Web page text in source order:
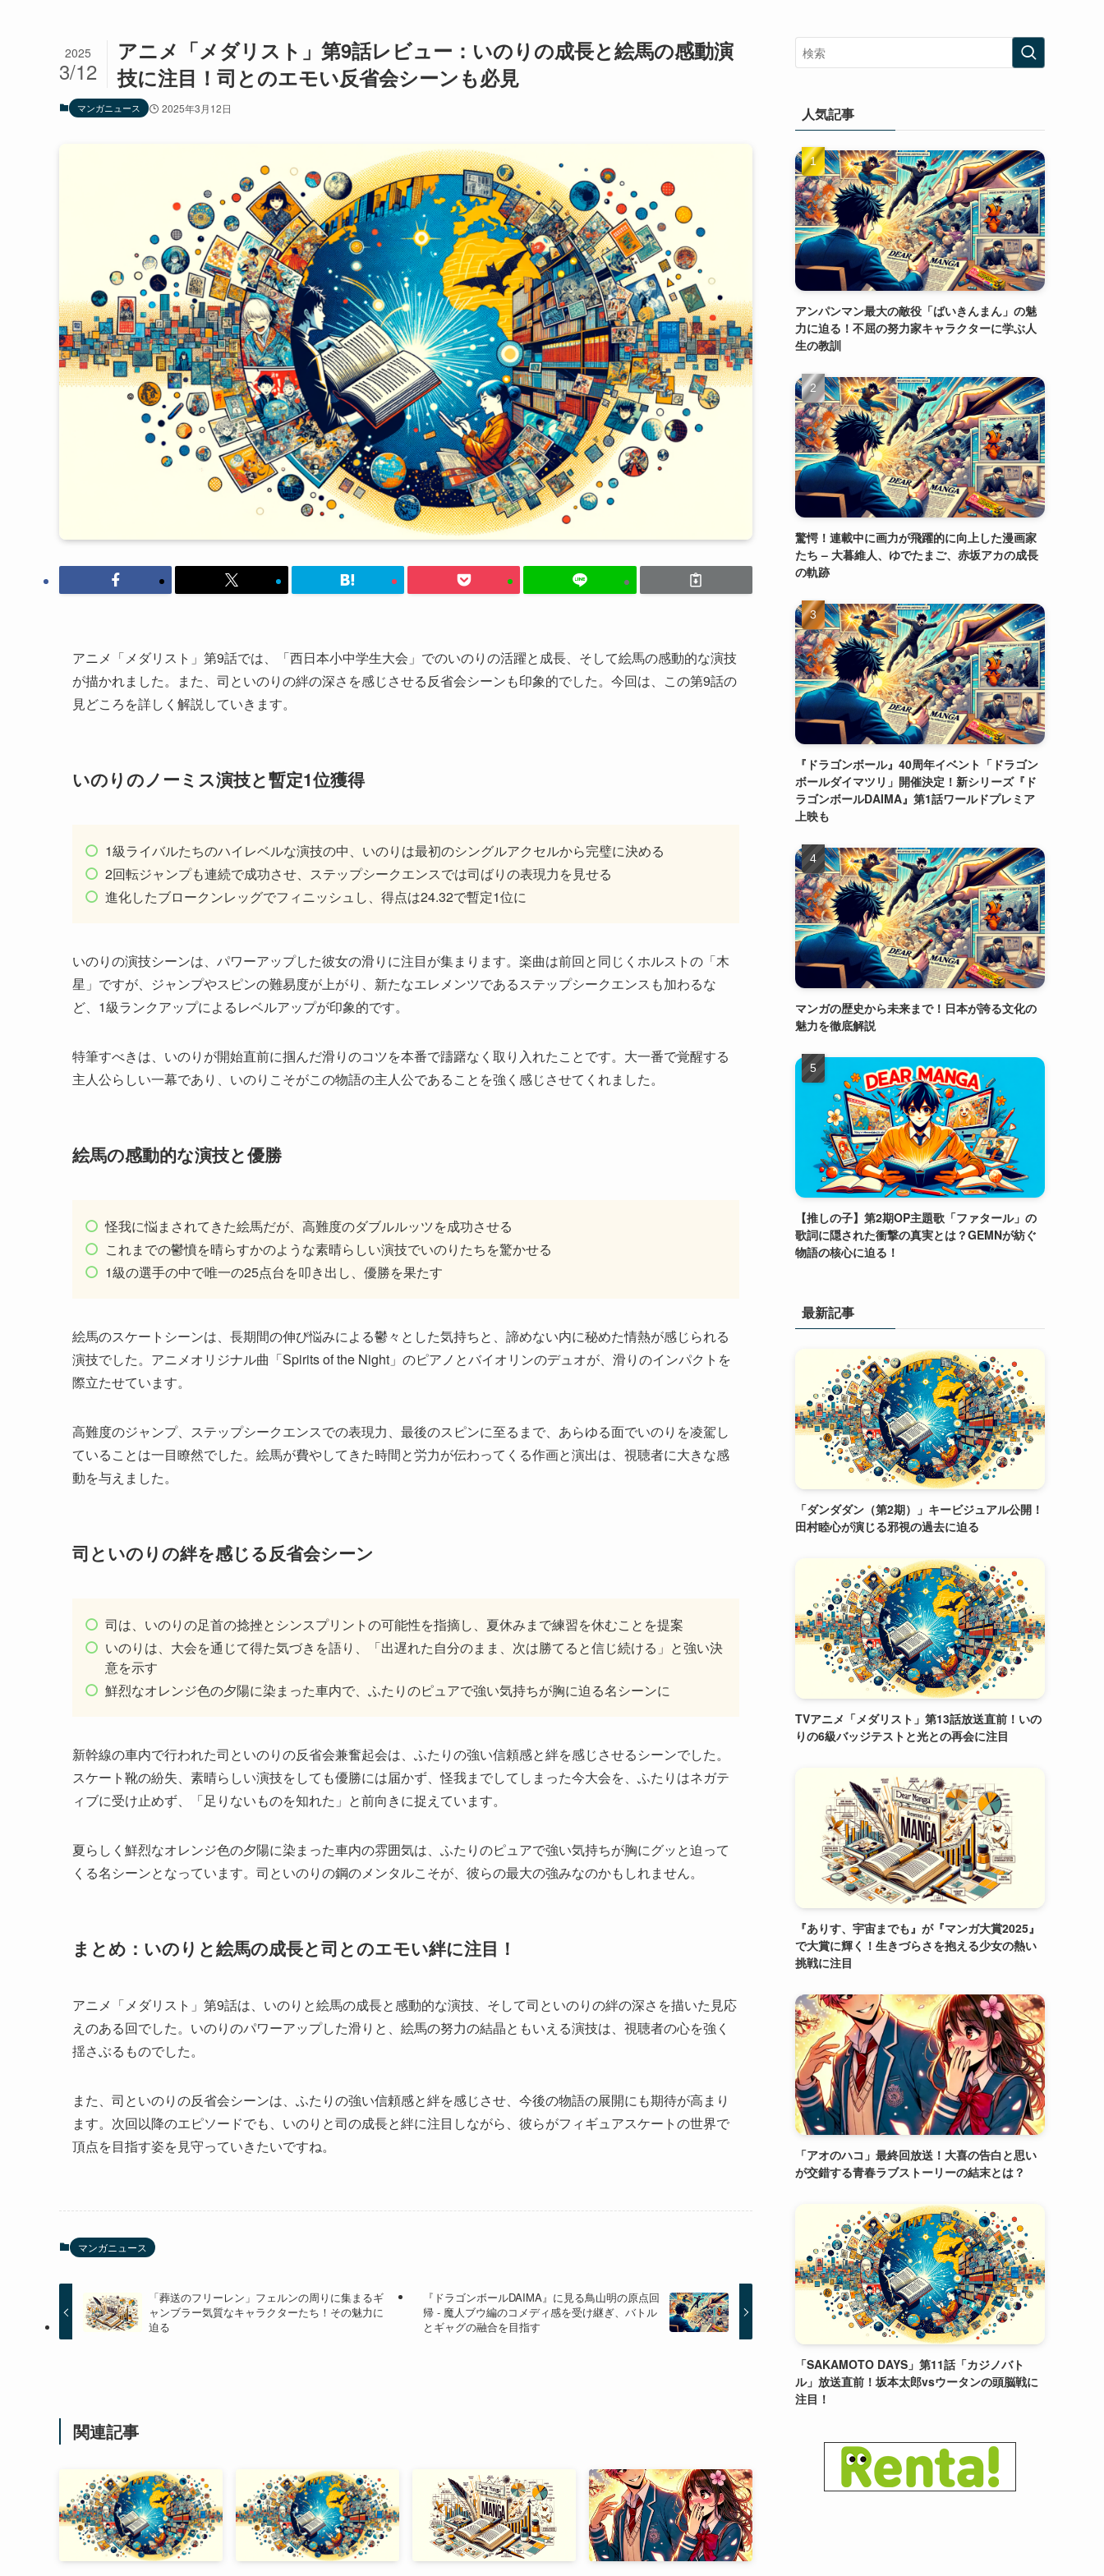
アニメ「メダリスト」第9話レビュー：いのりの成長と絵馬の感動演
技に注目！司とのエモい反省会シーンも必見
2025
3/12
マンガニュース 2025年3月12日
アニメ「メダリスト」第9話では、「西日本小中学生大会」でのいのりの活躍と成長、そして絵馬の感動的な演技
が描かれました。また、司といのりの絆の深さを感じさせる反省会シーンも印象的でした。今回は、この第9話の
見どころを詳しく解説していきます。
いのりのノーミス演技と暫定1位獲得
1級ライバルたちのハイレベルな演技の中、いのりは最初のシングルアクセルから完璧に決める
2回転ジャンプも連続で成功させ、ステップシークエンスでは司ばりの表現力を見せる
進化したブロークンレッグでフィニッシュし、得点は24.32で暫定1位に
いのりの演技シーンは、パワーアップした彼女の滑りに注目が集まります。楽曲は前回と同じくホルストの「木
星」ですが、ジャンプやスピンの難易度が上がり、新たなエレメンツであるステップシークエンスも加わるな
ど、1級ランクアップによるレベルアップが印象的です。
特筆すべきは、いのりが開始直前に掴んだ滑りのコツを本番で躊躇なく取り入れたことです。大一番で覚醒する
主人公らしい一幕であり、いのりこそがこの物語の主人公であることを強く感じさせてくれました。
絵馬の感動的な演技と優勝
怪我に悩まされてきた絵馬だが、高難度のダブルルッツを成功させる
これまでの鬱憤を晴らすかのような素晴らしい演技でいのりたちを驚かせる
1級の選手の中で唯一の25点台を叩き出し、優勝を果たす
絵馬のスケートシーンは、長期間の伸び悩みによる鬱々とした気持ちと、諦めない内に秘めた情熱が感じられる
演技でした。アニメオリジナル曲「Spirits of the Night」のピアノとバイオリンのデュオが、滑りのインパクトを
際立たせています。
高難度のジャンプ、ステップシークエンスでの表現力、最後のスピンに至るまで、あらゆる面でいのりを凌駕し
ていることは一目瞭然でした。絵馬が費やしてきた時間と労力が伝わってくる作画と演出は、視聴者に大きな感
動を与えました。
司といのりの絆を感じる反省会シーン
司は、いのりの足首の捻挫とシンスプリントの可能性を指摘し、夏休みまで練習を休むことを提案
いのりは、大会を通じて得た気づきを語り、「出遅れた自分のまま、次は勝てると信じ続ける」と強い決
意を示す
鮮烈なオレンジ色の夕陽に染まった車内で、ふたりのピュアで強い気持ちが胸に迫る名シーンに
新幹線の車内で行われた司といのりの反省会兼奮起会は、ふたりの強い信頼感と絆を感じさせるシーンでした。
スケート靴の紛失、素晴らしい演技をしても優勝には届かず、怪我までしてしまった今大会を、ふたりはネガテ
ィブに受け止めず、「足りないものを知れた」と前向きに捉えています。
夏らしく鮮烈なオレンジ色の夕陽に染まった車内の雰囲気は、ふたりのピュアで強い気持ちが胸にグッと迫って
くる名シーンとなっています。司といのりの鋼のメンタルこそが、彼らの最大の強みなのかもしれません。
まとめ：いのりと絵馬の成長と司とのエモい絆に注目！
アニメ「メダリスト」第9話は、いのりと絵馬の成長と感動的な演技、そして司といのりの絆の深さを描いた見応
えのある回でした。いのりのパワーアップした滑りと、絵馬の努力の結晶ともいえる演技は、視聴者の心を強く
揺さぶるものでした。
また、司といのりの反省会シーンは、ふたりの強い信頼感と絆を感じさせ、今後の物語の展開にも期待が高まり
ます。次回以降のエピソードでも、いのりと司の成長と絆に注目しながら、彼らがフィギュアスケートの世界で
頂点を目指す姿を見守っていきたいですね。
マンガニュース
「葬送のフリーレン」フェルンの周りに集まるギ
ャンブラー気質なキャラクターたち！その魅力に
迫る
『ドラゴンボールDAIMA』に見る鳥山明の原点回
帰 - 魔人ブウ編のコメディ感を受け継ぎ、バトル
とギャグの融合を目指す
関連記事
人気記事
アンパンマン最大の敵役「ばいきんまん」の魅
力に迫る！不屈の努力家キャラクターに学ぶ人
生の教訓
驚愕！連載中に画力が飛躍的に向上した漫画家
たち – 大暮維人、ゆでたまご、赤坂アカの成長
の軌跡
『ドラゴンボール』40周年イベント「ドラゴン
ボールダイマツリ」開催決定！新シリーズ『ド
ラゴンボールDAIMA』第1話ワールドプレミア
上映も
マンガの歴史から未来まで！日本が誇る文化の
魅力を徹底解説
【推しの子】第2期OP主題歌「ファタール」の
歌詞に隠された衝撃の真実とは？GEMNが紡ぐ
物語の核心に迫る！
最新記事
「ダンダダン（第2期）」キービジュアル公開！
田村睦心が演じる邪視の過去に迫る
TVアニメ「メダリスト」第13話放送直前！いの
りの6級バッジテストと光との再会に注目
『ありす、宇宙までも』が『マンガ大賞2025』
で大賞に輝く！生きづらさを抱える少女の熱い
挑戦に注目
「アオのハコ」最終回放送！大喜の告白と思い
が交錯する青春ラブストーリーの結末とは？
「SAKAMOTO DAYS」第11話「カジノバト
ル」放送直前！坂本太郎vsウータンの頭脳戦に
注目！